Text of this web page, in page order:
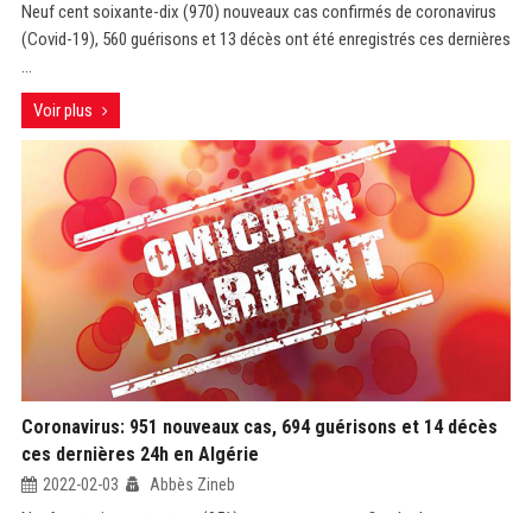
Neuf cent soixante-dix (970) nouveaux cas confirmés de coronavirus
(Covid-19), 560 guérisons et 13 décès ont été enregistrés ces dernières
...
Voir plus
Coronavirus: 951 nouveaux cas, 694 guérisons et 14 décès
ces dernières 24h en Algérie
2022-02-03 Abbès Zineb